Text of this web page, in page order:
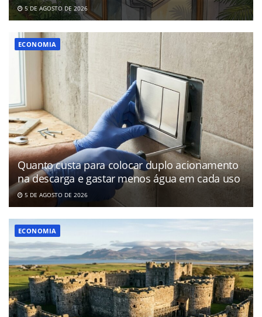
5 DE AGOSTO DE 2026
ECONOMIA
Quanto custa para colocar duplo acionamento
na descarga e gastar menos água em cada uso
5 DE AGOSTO DE 2026
ECONOMIA